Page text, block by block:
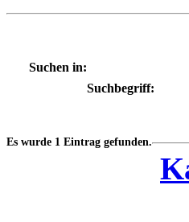
Suchen in:
Suchbegriff:
Es wurde 1 Eintrag gefunden.